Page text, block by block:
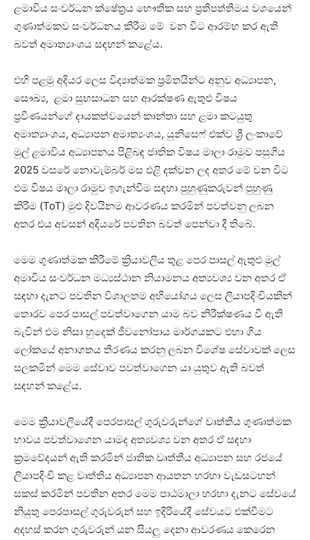
ළමාවිය සංවර්ධන ක්ෂේත්‍රය භෞතික සහ ප්‍රතිපත්තිමය වශයෙන්
ගුණාත්මකව සංවර්ධනය කිරීම මේ වන විට ආරම්භ කර ඇති
බවත් අමාත්‍යාංශය සඳහන් කළේය.
එහි පළමු අදියර ලෙස විද්‍යාත්මක ප්‍රමිතයින්ට අනුව අධ්‍යාපන,
සෞඛ්‍ය, ළමා සුභසාධන සහ ආරක්ෂණ ඇතුළු විෂය
ප්‍රවීණයන්ගේ දායකත්වයෙන් කාන්තා සහ ළමා කටයුතු
අමාත්‍යාංශය, අධ්‍යාපන අමාත්‍යංශය, යුනිසෙෆ් එක්ව ශ්‍රී ලංකාවේ
මුල් ළමාවිය අධ්‍යාපනය පිළිබඳ ජාතික විෂය මාලා රාමුව පසුගිය
2025 වසරේ නොවැම්බර් මස එළි දක්වන ලද අතර මේ වන විට
එම විෂය මාලා රාමුව ඉගැන්වීම සඳහා පුහුණුකරුවන් පුහුණු
කිරීම (ToT) මුළු දිවයිනම ආවරණය කරමින් පවත්වනු ලබන
අතර එය අවසන් අදියරේ පවතින බවත් පෙන්වා දී තිබේ.
මෙම ගුණාත්මක කිරීමේ ක්‍රියාවලිය තුළ පෙර පාසල් ඇතුළු මුල්
අමාවිය සංවර්ධන මධ්‍යස්ථාන නියාමනය අත්‍යවශ්‍ය වන අතර ඒ
සඳහා දැනට පවතින විශාලතම අභියෝගය ලෙස ලියාපදිංචියකින්
තොරව පෙර පාසල් පවත්වාගෙන යාම බව නිරීක්ෂණය වී ඇති
බැවින් එම නිසා හුදෙක් ජීවනෝපාය මාර්ගයකට එහා ගිය
ලෝකයේ අනාගතය තීරණය කරනු ලබන විශේෂ සේවාවක් ලෙස
සලකමින් මෙම සේවාව පවත්වාගෙන යා යුතුව ඇති බවත්
සඳහන් කළේය.
මෙම ක්‍රියාවලියේදී පෙරපාසල් ගුරුවරුන්ගේ වෘත්තීය ගුණාත්මක
භාවය පවත්වාගෙන යාමද අත්‍යවශ්‍ය වන අතර ඒ සඳහා
ක්‍රමවේදයන් ඇති කරමින් ජාතික වෘත්තීය අධ්‍යාපන සහ රජයේ
ලියාපදිංචි කළ වෘත්තිය අධ්‍යාපන ආයතන හරහා වැඩසටහන්
සකස් කරමින් පවතින අතර මෙම පාඨමාලා හරහා දැනට සේවයේ
නියුතු පෙරපාසල් ගුරුවරුන් සහ ඉදිරියේදී සේවයට එක්වීමට
අදහස් කරන ගුරුවරුන් යන සියලු දෙනා ආවරණය කෙරෙන